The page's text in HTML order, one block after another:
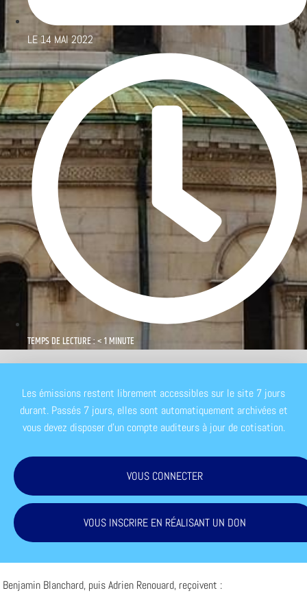
LE14 MAI 2022
TEMPS DE LECTURE : < 1 MINUTE
Les émissions restent librement accessibles sur le site 7 jours
durant. Passés 7 jours, elles sont automatiquement archivées et
vous devez disposer d'un compte auditeurs à jour de cotisation.
VOUS CONNECTER
VOUS INSCRIRE EN RÉALISANT UN DON
Benjamin Blanchard, puis Adrien Renouard, reçoivent :